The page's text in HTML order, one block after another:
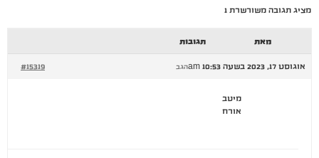
מציג תגובה משורשרת 1
מאת תגובות
אוגוסט 17, 2023 בשעה 10:53 am #15319 הגב
מיטב
אורח